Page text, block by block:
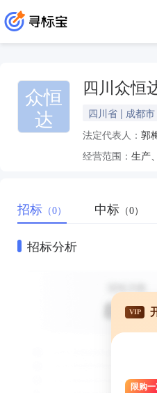
众恒
达
四川众恒
四川省 | 成都市
法定代表人： 郭
经营范围：
招标 （0） 中标 （0）
招标分析
VIP
限购